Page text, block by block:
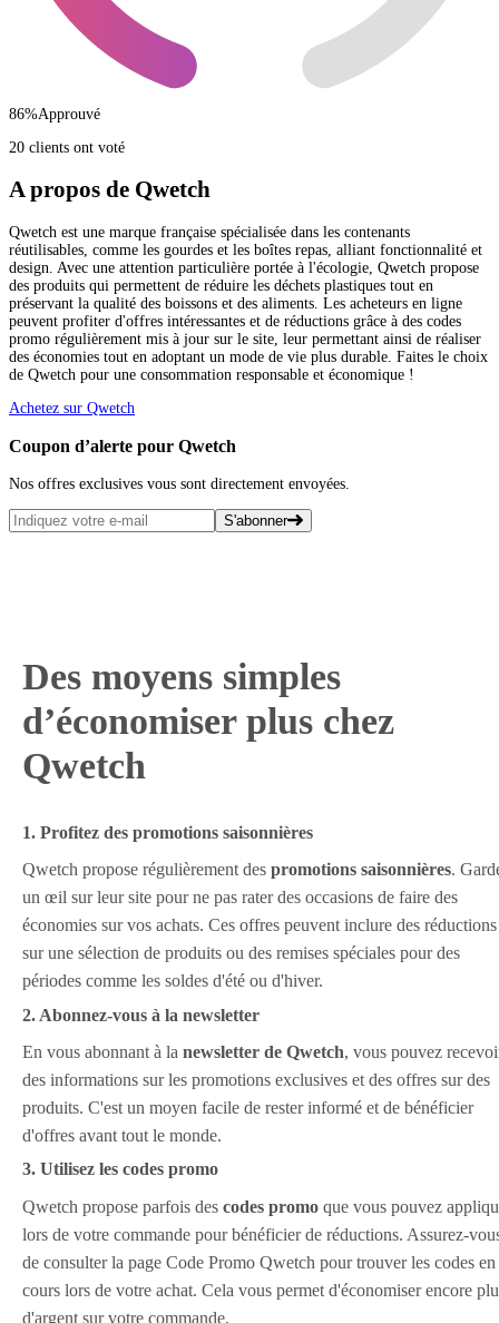
86%Approuvé
20 clients ont voté
A propos de Qwetch
Qwetch est une marque française spécialisée dans les contenants
réutilisables, comme les gourdes et les boîtes repas, alliant fonctionnalité et
design. Avec une attention particulière portée à l'écologie, Qwetch propose
des produits qui permettent de réduire les déchets plastiques tout en
préservant la qualité des boissons et des aliments. Les acheteurs en ligne
peuvent profiter d'offres intéressantes et de réductions grâce à des codes
promo régulièrement mis à jour sur le site, leur permettant ainsi de réaliser
des économies tout en adoptant un mode de vie plus durable. Faites le choix
de Qwetch pour une consommation responsable et économique !
Achetez sur Qwetch
Coupon d’alerte pour Qwetch
Nos offres exclusives vous sont directement envoyées.
S'abonner
Des moyens simples
d’économiser plus chez
Qwetch
1. Profitez des promotions saisonnières
Qwetch propose régulièrement des promotions saisonnières.
un œil sur leur site pour ne pas rater des occasions de faire des
économies sur vos achats. Ces offres peuvent inclure des réductions
sur une sélection de produits ou des remises spéciales pour des
périodes comme les soldes d'été ou d'hiver.
2. Abonnez-vous à la newsletter
En vous abonnant à la newsletter de Qwetch, vous pouvez
des informations sur les promotions exclusives et des offres sur des
produits. C'est un moyen facile de rester informé et de bénéficier
d'offres avant tout le monde.
3. Utilisez les codes promo
Qwetch propose parfois des codes promo que vous pouvez
lors de votre commande pour bénéficier de réductions. Assurez-
de consulter la page Code Promo Qwetch pour trouver les codes en
cours lors de votre achat. Cela vous permet d'économiser encore
d'argent sur votre commande.